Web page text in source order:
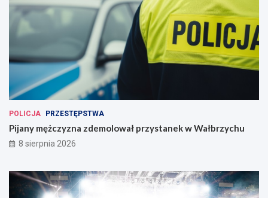
POLICJA PRZESTĘPSTWA
Pijany mężczyzna zdemolował przystanek w Wałbrzychu
8 sierpnia 2026